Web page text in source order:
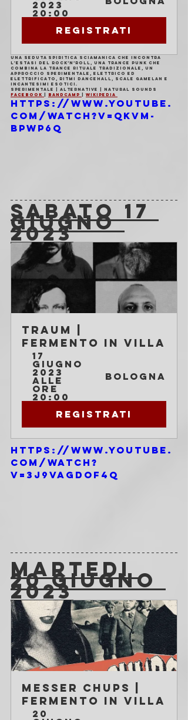
2023
20:00
Registrati
Una seduta spiritica sciamanica che incontra
l'estasi del rock’n’roll, una trance punk che
combina la trance rituale tradizionale, un
approccio sperimentale, elettrico ed
elettrificato, ritmi dancehall, scale gamelan e
incantesimi esotici.
Sperimentale | Alternative | Natural Sounds
Facebook | Bandcamp | Wikipedia
https://www.youtube.
com/watch?v=qKVm-
BpWP6Q
SABATO 17
GIUGNO
2023
TRAUM |
Fermento in Villa
17
giugno
2023
alle
ore
20:00
Bologna
Registrati
https://www.youtube.
com/watch?
v=3J9VagDOF4Q
MARTEDI
20 GIUGNO
2023
Messer Chups |
Fermento in Villa
20